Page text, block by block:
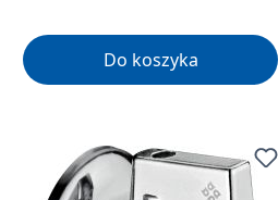
Do koszyka